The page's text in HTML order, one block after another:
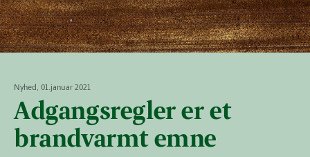
Nyhed, 01.januar 2021
Adgangsregler er et
brandvarmt emne